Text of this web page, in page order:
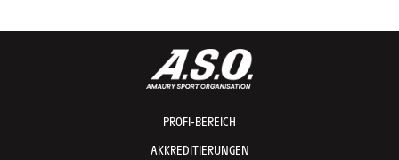
PROFI-BEREICH
AKKREDITIERUNGEN